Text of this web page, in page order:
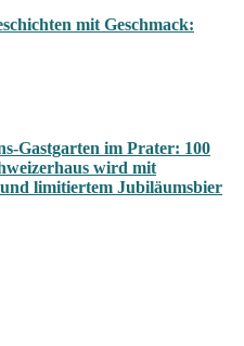
mit Geschmack:
Gastgarten im Prater: 100
wird mit
limitiertem Jubiläumsbier